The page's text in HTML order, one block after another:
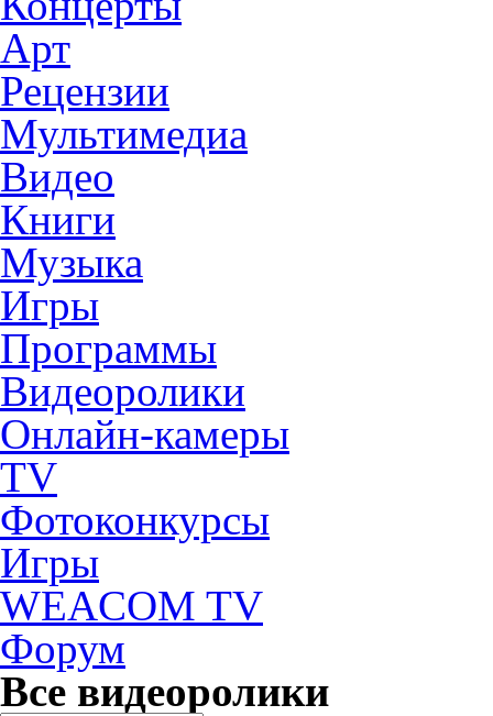
Арт
Рецензии
Мультимедиа
Видео
Книги
Музыка
Игры
Программы
Видеоролики
Онлайн-камеры
TV
Фотоконкурсы
Игры
WEACOM TV
Форум
Все видеоролики